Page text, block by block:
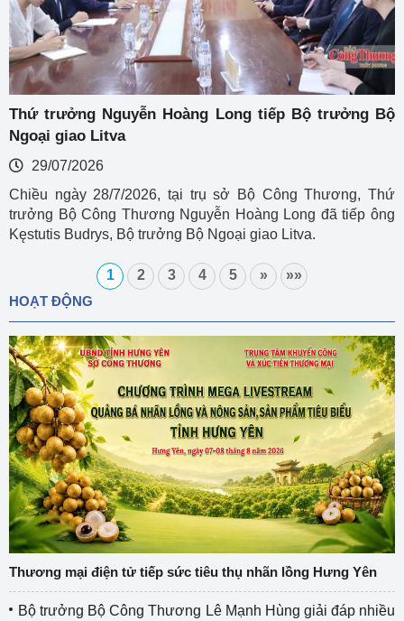
Thứ trưởng Nguyễn Hoàng Long tiếp Bộ trưởng Bộ
Ngoại giao Litva
29/07/2026
Chiều ngày 28/7/2026, tại trụ sở Bộ Công Thương, Thứ
trưởng Bộ Công Thương Nguyễn Hoàng Long đã tiếp ông
Kęstutis Budrys, Bộ trưởng Bộ Ngoại giao Litva.
1 2 3 4 5 »
»»
HOẠT ĐỘNG
Thương mại điện tử tiếp sức tiêu thụ nhãn lồng Hưng Yên
Bộ trưởng Bộ Công Thương Lê Mạnh Hùng giải đáp nhiều